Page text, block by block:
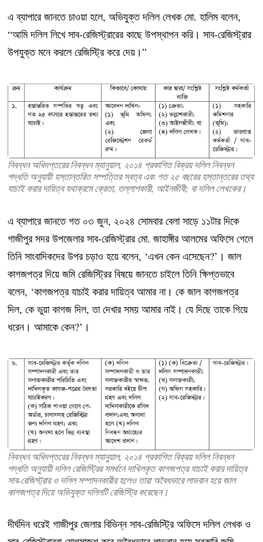
এ ব্যাপারে জানতে চাওয়া হলে, অভিযুক্ত দলিল লেখক মো. হালিম বলেন,
“আমি দলিল লিখে সাব-রেজিস্ট্রারের কাছে উপস্থাপন করি। সাব-রেজিস্ট্রার
উপযুক্ত মনে করলে রেজিস্ট্রি করে দেয়।”
নিবন্ধন অধিদপ্তরের নিবন্ধন ম্যানুয়াল, ২০১৪ প্রকাশিত বিক্রয় দলিল নিবন্ধন
পদ্ধতি অনুযায়ী হস্তান্তরিত সম্পত্তির স্বত্ব এবং গত ২৫ বছরের হস্তান্তরের তথ্য
যাচাই করার দায়িত্ব যথাক্রমে ক্রেতা, তল্লাশকারী, আইনজীবী; বা দলিল লেখকের।
এ ব্যাপারে জানতে গত ০৩ জুন, ২০২৪ সোমবার বেলা সাড়ে ১১টার দিকে
গাজীপুর সদর উপজেলার সাব-রেজিস্ট্রার মো. জাহাঙ্গীর আলমের অফিসে গেলে
তিনি সাংবাদিকদের উপর চড়াও হয়ে বলেন, ‘এখন কেন এসেছেন?’। জাল
কাগজপত্র দিয়ে জমি রেজিস্ট্রির বিষয়ে জানতে চাইলে তিনি ক্ষিপ্তভাবে
বলেন, ‘কাগজপত্র যাচাই করার দায়িত্ব আমার না। কে জাল কাগজপত্র
দিল, কে ভুয়া কাগজ দিল, তা দেখার সময় আমার নাই। যে দিছে তাকে গিয়ে
ধরেন। আমাকে কেন?’।
নিবন্ধন অধিদপ্তরের নিবন্ধন ম্যানুয়াল, ২০১৪ প্রকাশিত বিক্রয় দলিল নিবন্ধন
পদ্ধতি অনুযায়ী দলিল রেজিস্ট্রির সমর্থনে দাখিলকৃত কাগজপত্র যাচাই করার দায়িত্ব
সাব-রেজিস্ট্রার ও দলিল সম্পাদনকারীর হলেও তারা অবৈধভারে লাভবান হয়ে জাল
কাগজপত্র দিয়ে অভিযুক্ত দলিলটি রেজিস্ট্রি করেছেন।
দীর্ঘদিন ধরেই গাজীপুর জেলার বিভিন্ন সাব-রেজিস্ট্রি অফিসে দলিল লেখক ও